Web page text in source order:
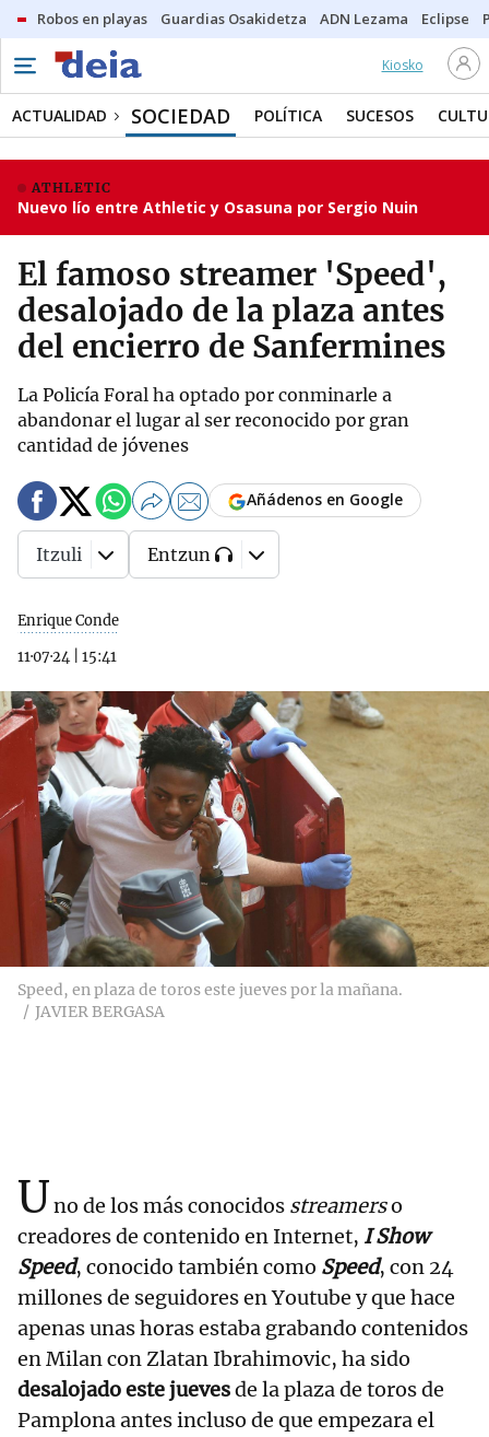
Robos en playas Guardias Osakidetza ADN Lezama Eclipse
Kiosko
ACTUALIDAD SOCIEDAD POLÍTICA SUCESOS
ATHLETIC
Nuevo lío entre Athletic y Osasuna por Sergio Nuin
El famoso streamer 'Speed',
desalojado de la plaza antes
del encierro de Sanfermines
La Policía Foral ha optado por conminarle a
abandonar el lugar al ser reconocido por gran
cantidad de jóvenes
Enrique Conde
11·07·24
15:41
Añádenos en Google
Itzuli Entzun
Speed, en plaza de toros este jueves por la mañana.
JAVIER BERGASA
Uno de los más conocidos streamerso
creadores de contenido en Internet, I Show
Speed, conocido también como Speed, con 24
millones de seguidores en Youtube y que hace
apenas unas horas estaba grabando contenidos
en Milan con Zlatan Ibrahimovic, ha sido
desalojado este juevesde la plaza de toros de
Pamplona antes incluso de que empezara el